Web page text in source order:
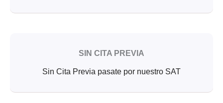
SIN CITA PREVIA
Sin Cita Previa pasate por nuestro SAT